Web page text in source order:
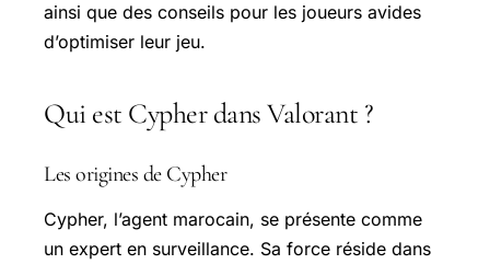
ainsi que des conseils pour les joueurs avides
d’optimiser leur jeu.
Qui est Cypher dans Valorant ?
Les origines de Cypher
Cypher, l’agent marocain, se présente comme
un expert en surveillance. Sa force réside dans